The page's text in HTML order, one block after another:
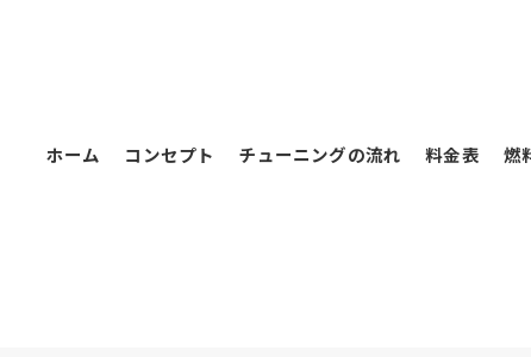
ホーム コンセプト チューニングの流れ 料金表 燃